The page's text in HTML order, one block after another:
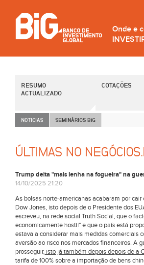
Onde e
RESUMO
ACTUALIZADO
COTAÇÕES
NOTICIAS SEMINÁRIOS BiG
ÚLTIMAS NO
Trump deita "mais lenha na fogueira" na
14/10/2025 21:20
As bolsas norte-americanas acabaram por
Dow Jones, isto depois de o Presidente dos
escreveu, na rede social Truth Social, que o
economicamente hostil" e que o país está
estava a considerar mais medidas comerciais
aversão ao risco nos mercados financeiros. A
prosseguir, isto já também depois depois de a
tarifa de 100% sobre a importação de bens